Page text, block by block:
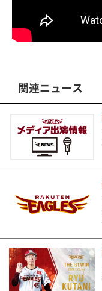
関連ニュース